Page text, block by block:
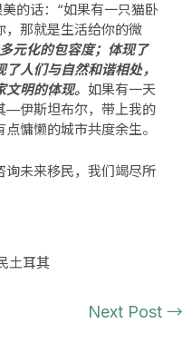
的话：“如果有一只猫卧
，那就是生活给你的微
元化的包容度；体现了
人们与自然和谐相处，
文明的体现。如果有一天
—伊斯坦布尔，带上我的
慵懒的城市共度余生。
询未来移民，我们竭尽所
土耳其
Next Post →